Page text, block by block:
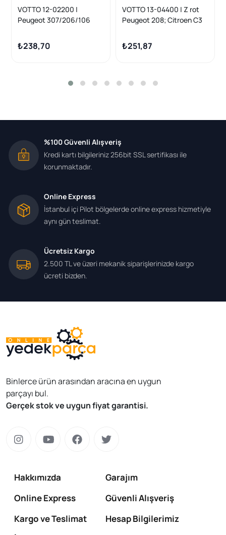
VOTTO 12-02200 |
Peugeot 307/206/106
₺238,70
VOTTO 13-04400 | Z rot
Peugeot 208; Citroen C3
₺251,87
%100 Güvenli Alışveriş
Kredi kartı bilgileriniz 256bit SSL sertifikası ile
korunmaktadır.
Online Express
İstanbul içi Pilot bölgelerde online express hizmetiyle
aynı gün teslimat.
Ücretsiz Kargo
2.500 TL ve üzeri mekanik siparişlerinizde kargo
ücreti bizden.
Binlerce ürün arasından aracına en uygun
parçayı bul.
Gerçek stok ve uygun fiyat garantisi.
Hakkımızda
Garajım
Online Express
Güvenli Alışveriş
Kargo ve Teslimat
Hesap Bilgilerimiz